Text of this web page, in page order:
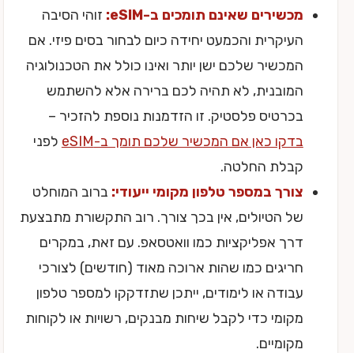
מכשירים שאינם תומכים ב-eSIM:
זוהי הסיבה
העיקרית והכמעט יחידה כיום לבחור בסים פיזי. אם
המכשיר שלכם ישן יותר ואינו כולל את הטכנולוגיה
המובנית, לא תהיה לכם ברירה אלא להשתמש
בכרטיס פלסטיק. זו הזדמנות נוספת להזכיר –
בדקו כאן אם המכשיר שלכם תומך ב-eSIM
לפני
קבלת החלטה.
צורך במספר טלפון מקומי ייעודי: ברוב המוחלט
של הטיולים, אין בכך צורך. רוב התקשורת מתבצעת
דרך אפליקציות כמו וואטסאפ. עם זאת, במקרים
חריגים כמו שהות ארוכה מאוד (חודשים) לצורכי
עבודה או לימודים, ייתכן שתזדקקו למספר טלפון
מקומי כדי לקבל שיחות מבנקים, רשויות או לקוחות
מקומיים.